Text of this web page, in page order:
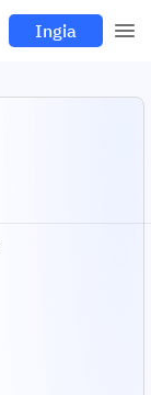
Ingia